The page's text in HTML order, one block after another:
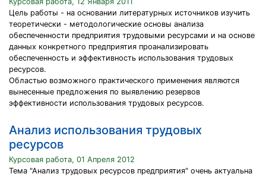
Цель работы - на основании литературных источников изучить
теоретически - методологические основы анализа
обеспеченности предприятия трудовыми ресурсами и на основе
данных конкретного предприятия проанализировать
обеспеченность и эффективность использования трудовых
ресурсов.
Областью возможного практического применения являются
вынесенные предложения по выявлению резервов
эффективности использования трудовых ресурсов.
Анализ использования трудовых
ресурсов
Курсовая работа, 01 Апреля 2012
Тема "Анализ трудовых ресурсов предприятия" очень актуальна